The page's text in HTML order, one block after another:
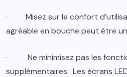
· Misez sur le confort
agréable en bouche peut être
·
Ne minimisez pas les
supplémentaires : Les écrans